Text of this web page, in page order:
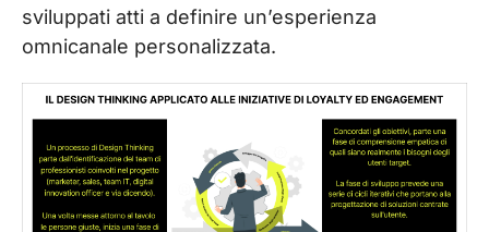
sviluppati atti a definire un’esperienza
omnicanale personalizzata.